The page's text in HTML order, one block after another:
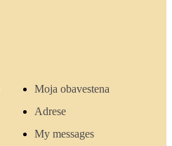
Moja obavestena
Adrese
My messages